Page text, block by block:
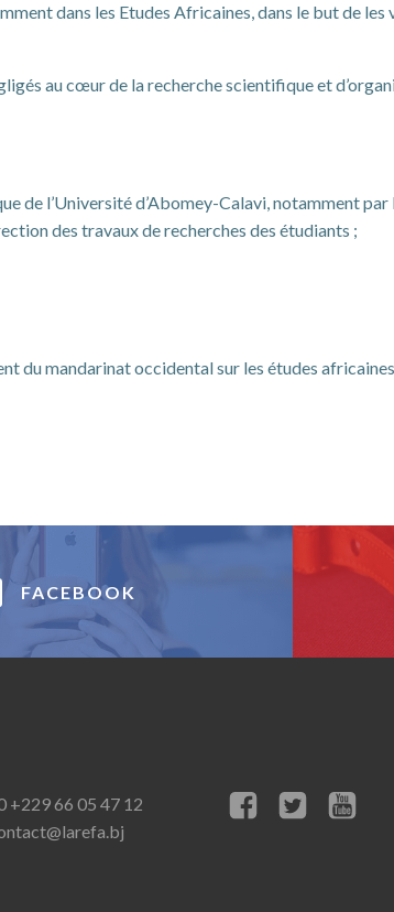
dans les Etudes Africaines, dans le but de
au cœur de la recherche scientifique et
de l’Université d’Abomey-Calavi, notamment par
des travaux de recherches des étudiants ;
du mandarinat occidental sur les études
FACEBOOK
+229 66 05 47 12